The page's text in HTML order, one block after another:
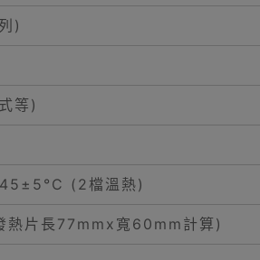
)
等)
(2檔溫熱)
片長77mmx寬60mm計算)